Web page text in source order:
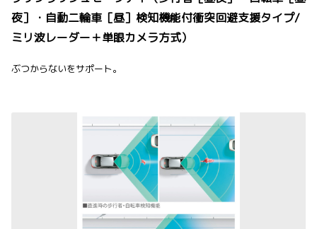
夜］・自動二輪車［昼］検知機能付衝突回避支援タイプ/
ミリ波レーダー＋単眼カメラ方式）
ぶつからないをサポート。